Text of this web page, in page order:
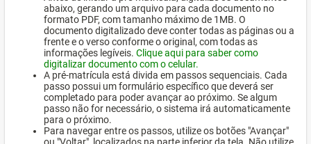
abaixo, gerando um arquivo para cada documento no
formato PDF, com tamanho máximo de 1MB. O
documento digitalizado deve conter todas as páginas ou a
frente e o verso conforme o original, com todas as
informações legíveis. Clique aqui para saber como
digitalizar documento com o celular.
A pré-matrícula está divida em passos sequenciais. Cada
passo possui um formulário específico que deverá ser
completado para poder avançar ao próximo. Se algum
passo não for necessário, o sistema irá automaticamente
para o próximo.
Para navegar entre os passos, utilize os botões "Avançar"